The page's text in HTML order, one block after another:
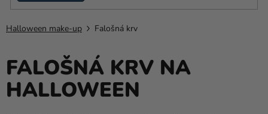
stany
Kanekalon
Hélium
a
balóny
Halloween make-up Falošná krv
FALOŠNÁ KRV NA
HALLOWEEN